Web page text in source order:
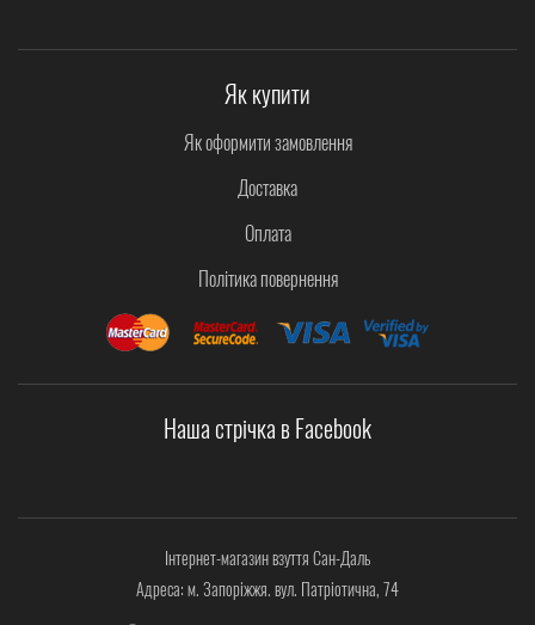
Як купити
Як оформити замовлення
Доставка
Оплата
Політика повернення
Наша стрічка в Facebook
Інтернет-магазин взуття Сан-Даль
Адреса: м. Запоріжжя. вул. Патріотична, 74